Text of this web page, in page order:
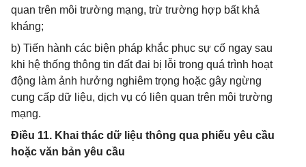
quan trên môi trường mạng, trừ trường hợp bất khả
kháng;
b) Tiến hành các biện pháp khắc phục sự cố ngay sau
khi hệ thống thông tin đất đai bị lỗi trong quá trình hoạt
động làm ảnh hưởng nghiêm trọng hoặc gây ngừng
cung cấp dữ liệu, dịch vụ có liên quan trên môi trường
mạng.
Điều 11. Khai thác dữ liệu thông qua phiếu yêu cầu
hoặc văn bản yêu cầu